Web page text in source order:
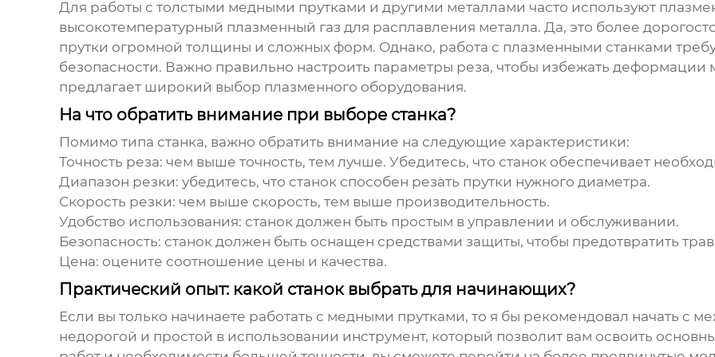
Для работы с толстыми медными прутками и другими металлами часто используют
высокотемпературный плазменный газ для расплавления металла. Да, это более
прутки огромной толщины и сложных форм. Однако, работа с плазменными станками
безопасности. Важно правильно настроить параметры реза, чтобы избежать деформации
предлагает широкий выбор плазменного оборудования.
На что обратить внимание при выборе станка?
Помимо типа станка, важно обратить внимание на следующие характеристики:
Точность реза: чем выше точность, тем лучше. Убедитесь, что станок обеспечивает
Диапазон резки: убедитесь, что станок способен резать прутки нужного диаметра.
Скорость резки: чем выше скорость, тем выше производительность.
Удобство использования: станок должен быть простым в управлении и обслуживании.
Безопасность: станок должен быть оснащен средствами защиты, чтобы предотвратить
Цена: оцените соотношение цены и качества.
Практический опыт: какой станок выбрать для начинающих?
Если вы только начинаете работать с медными прутками, то я бы рекомендовал начать с
недорогой и простой в использовании инструмент, который позволит вам освоить